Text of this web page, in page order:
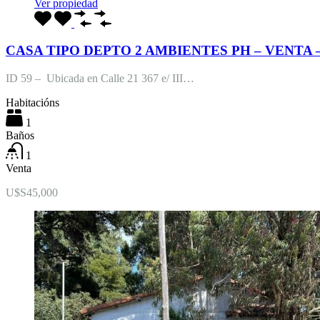
Ver propiedad
CASA TIPO DEPTO 2 AMBIENTES PH – VENTA
ID 59 – Ubicada en Calle 21 367 e/ III…
Habitacións
1
Baños
1
Venta
U$S45,000